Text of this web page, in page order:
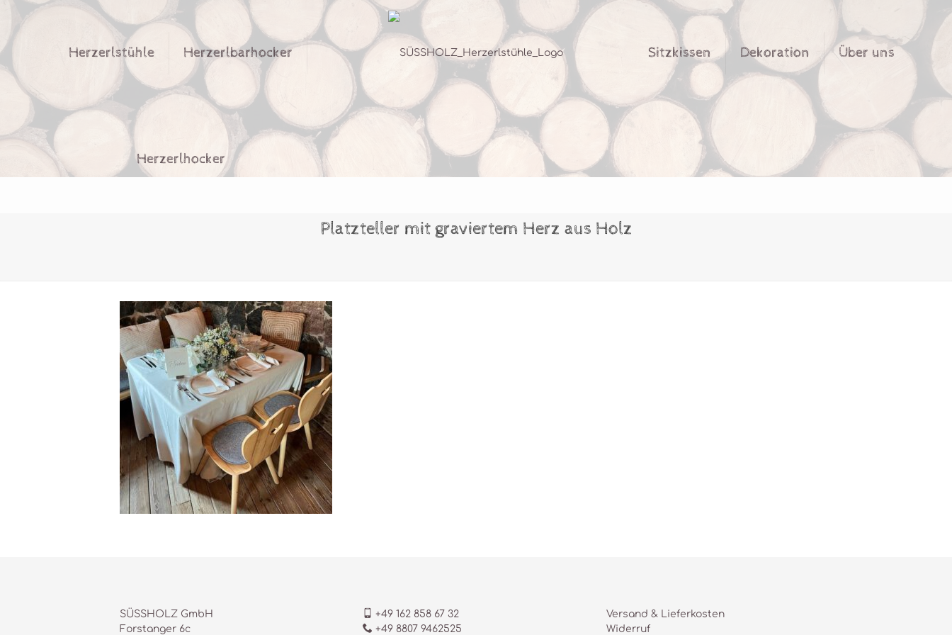
Herzerlstühle Herzerlbarhocker
Herzerlhocker
Sitzkissen Dekoration Über uns
Platzteller mit graviertem Herz aus Holz
SÜSSHOLZ GmbH
Forstanger 6c
+49 162 858 67 32
+49 8807 9462525
Versand & Lieferkosten
Widerruf